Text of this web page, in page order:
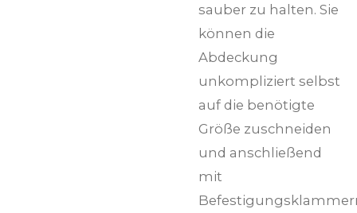
sauber zu halten. Sie
können die
Abdeckung
unkompliziert selbst
auf die benötigte
Größe zuschneiden
und anschließend
mit